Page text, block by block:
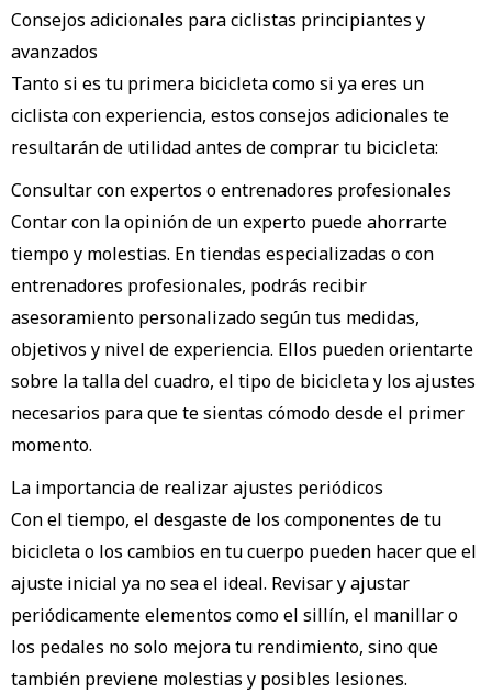
Consejos adicionales para ciclistas principiantes y
avanzados
Tanto si es tu primera bicicleta como si ya eres un
ciclista con experiencia, estos consejos adicionales te
resultarán de utilidad antes de comprar tu bicicleta:
Consultar con expertos o entrenadores profesionales
Contar con la opinión de un experto puede ahorrarte
tiempo y molestias. En tiendas especializadas o con
entrenadores profesionales, podrás recibir
asesoramiento personalizado según tus medidas,
objetivos y nivel de experiencia. Ellos pueden orientarte
sobre la talla del cuadro, el tipo de bicicleta y los ajustes
necesarios para que te sientas cómodo desde el primer
momento.
La importancia de realizar ajustes periódicos
Con el tiempo, el desgaste de los componentes de tu
bicicleta o los cambios en tu cuerpo pueden hacer que el
ajuste inicial ya no sea el ideal. Revisar y ajustar
periódicamente elementos como el sillín, el manillar o
los pedales no solo mejora tu rendimiento, sino que
también previene molestias y posibles lesiones.